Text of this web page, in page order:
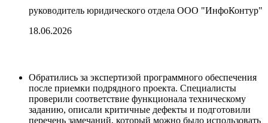
руководитель юридического отдела ООО "ИнфоКонтур"
18.06.2026
Обратились за экспертизой программного обеспечения
после приемки подрядного проекта. Специалисты
проверили соответствие функционала техническому
заданию, описали критичные дефекты и подготовили
перечень замечаний, который можно было использовать